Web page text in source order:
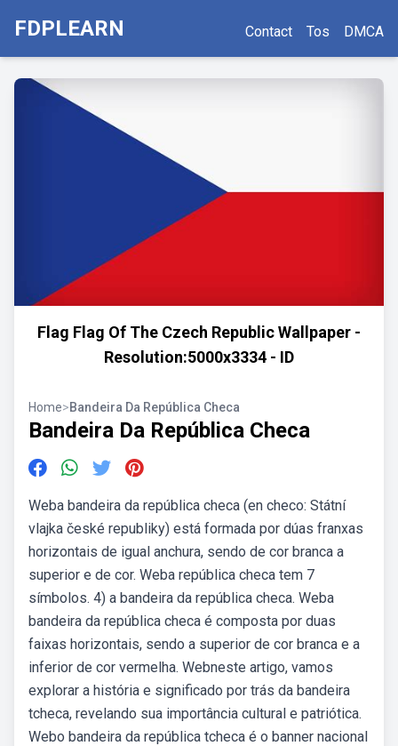
FDPLEARN Contact Tos DMCA
Flag Flag Of The Czech Republic Wallpaper -
Resolution:5000x3334 - ID
Home>Bandeira Da República Checa
Bandeira Da República Checa
Weba bandeira da república checa (en checo: Státní
vlajka české republiky) está formada por dúas franxas
horizontais de igual anchura, sendo de cor branca a
superior e de cor. Weba república checa tem 7
símbolos. 4) a bandeira da república checa. Weba
bandeira da república checa é composta por duas
faixas horizontais, sendo a superior de cor branca e a
inferior de cor vermelha. Webneste artigo, vamos
explorar a história e significado por trás da bandeira
tcheca, revelando sua importância cultural e patriótica.
Webo bandeira da república tcheca é o banner nacional